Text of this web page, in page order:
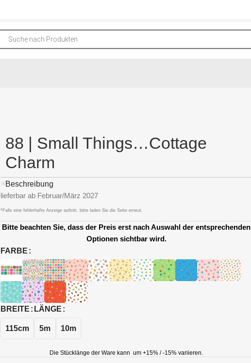
88 | Small Things…Cottage
Charm
Beschreibung
lieferbar ab Februar/März 2027
*Falls eine fehlerhafte Anzeige auftritt, bitte laden Sie die Seite erneut.
Bitte beachten Sie, dass der Preis erst nach Auswahl der entsprechenden
Optionen sichtbar wird.
FARBE
BREITE
115cm
LÄNGE
5m 10m
Die Stücklänge der Ware kann um +15% / -15% variieren.